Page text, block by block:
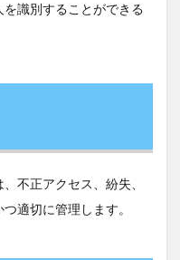
識別することができる
不正アクセス、紛失、
適切に管理します。